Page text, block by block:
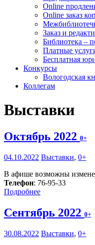
Online
Online заказ
Заказ и
Библиотека –
Платные
Бесплатная
Конкурсы
Вологодская
Коллегам
Выставки
Октябрь 2022 0+
04.10.2022 Выставки, 0+
В афише возможны
Телефон: 76-95-33
Подробнее
Сентябрь 2022 0+
30.08.2022 Выставки, 0+